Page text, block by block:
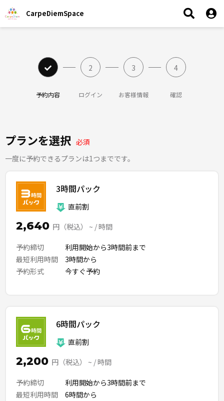
CarpeDiemSpace
予約内容
2
ログイン
3
お客様情報
4
確認
プランを選択 必須
一度に予約できるプランは1つまでです。
3時間パック
直前割
2,640 円（税込） ~ / 時間
予約締切 利用開始から3時間前まで
最短利用時間 3時間から
予約形式 今すぐ予約
6時間パック
直前割
2,200 円（税込） ~ / 時間
予約締切 利用開始から3時間前まで
最短利用時間 6時間から